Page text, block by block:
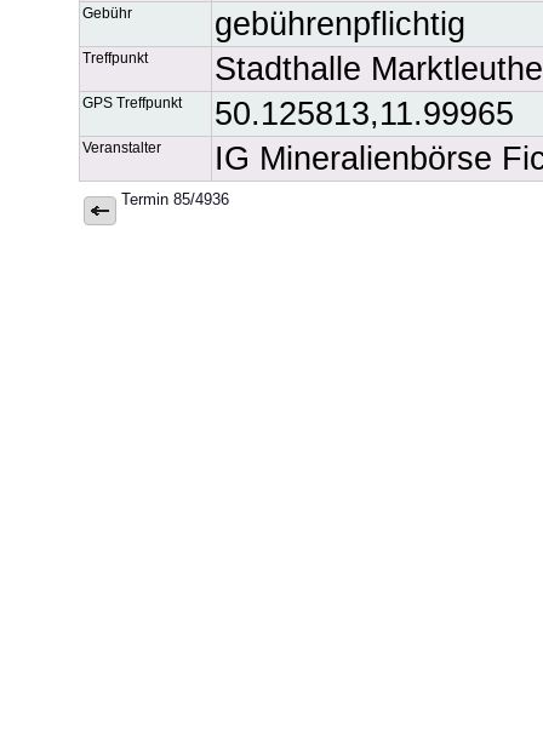
Gebühr
gebührenpflichtig
Treffpunkt Stadthalle
GPS Treffpunkt 50.125813,11.99965
Veranstalter IG Mineralienbörse
Termin 85/4936